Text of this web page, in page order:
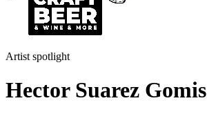
Artist spotlight
Hector Suarez Gomis